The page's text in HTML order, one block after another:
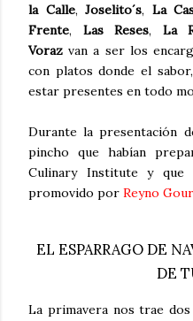
la Calle,Joselito´s, La
Frente, Las Reses, La
Voraz van a ser los
con platos donde el
estar presentes en todo
Durante la presentación
pincho que habían
Culinary Institute y que
promovido por Reyno
EL ESPARRAGO DE
DE
La primavera nos trae